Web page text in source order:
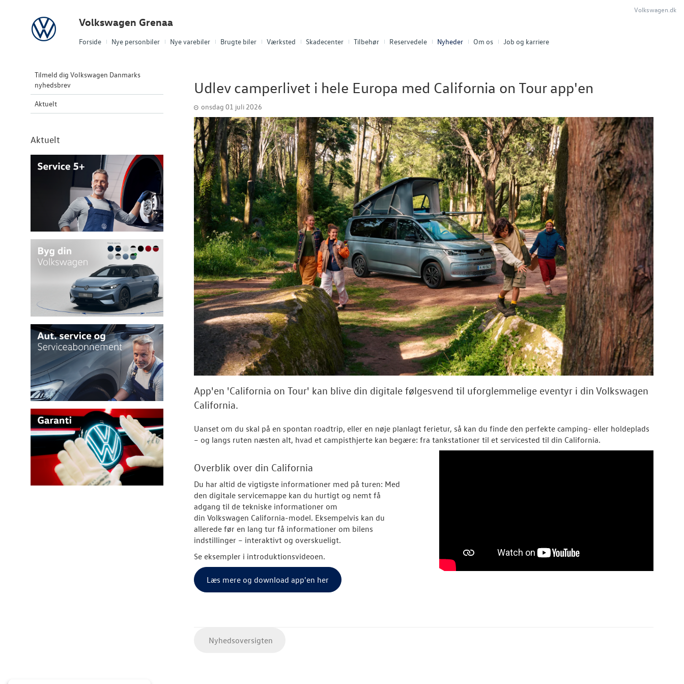
Forside Nye personbiler Nye varebiler Brugte biler Værksted Skadecenter Tilbehør Reservedele Nyheder Om os Job og karriere
Volkswagen Volkswagen Grenaa
Volkswagen.dk
Tilmeld dig Volkswagen Danmarks
nyhedsbrev
Aktuelt
Aktuelt
Udlev camperlivet i hele Europa med California on Tour app'en
onsdag 01 juli 2026
App'en 'California on Tour' kan blive din digitale følgesvend til uforglemmelige eventyr i din Volkswagen
California.
Uanset om du skal på en spontan roadtrip, eller en nøje planlagt ferietur, så kan du finde den perfekte camping- eller holdeplads
– og langs ruten næsten alt, hvad et campisthjerte kan begære: fra tankstationer til et servicested til din California.
Overblik over din California
Du har altid de vigtigste informationer med på turen: Med
den digitale servicemappe kan du hurtigt og nemt få
adgang til de tekniske informationer om
din Volkswagen California-model. Eksempelvis kan du
allerede før en lang tur få informationer om bilens
indstillinger – interaktivt og overskueligt.
Se eksempler i introduktionsvideoen.
Læs mere og download app'en her
Nyhedsoversigten